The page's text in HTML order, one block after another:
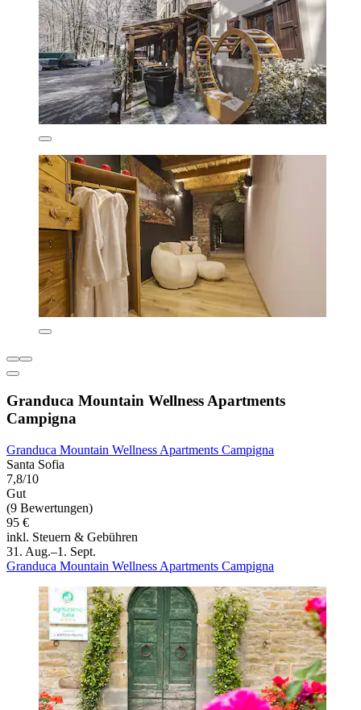
Granduca Mountain Wellness Apartments
Campigna
Granduca Mountain Wellness Apartments Campigna
Santa Sofia
7,8/10
Gut
(9 Bewertungen)
95 €
inkl. Steuern & Gebühren
31. Aug.–1. Sept.
Granduca Mountain Wellness Apartments Campigna